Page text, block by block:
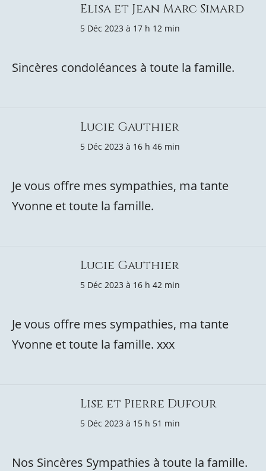
Elisa et Jean Marc Simard
5 Déc 2023 à 17 h 12 min
Sincères condoléances à toute la famille.
Lucie Gauthier
5 Déc 2023 à 16 h 46 min
Je vous offre mes sympathies, ma tante
Yvonne et toute la famille.
Lucie Gauthier
5 Déc 2023 à 16 h 42 min
Je vous offre mes sympathies, ma tante
Yvonne et toute la famille. xxx
Lise et Pierre Dufour
5 Déc 2023 à 15 h 51 min
Nos Sincères Sympathies à toute la famille.